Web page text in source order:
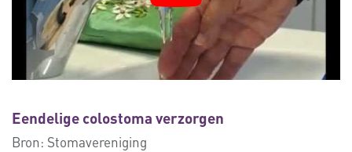
Eendelige colostoma verzorgen
Bron: Stomavereniging